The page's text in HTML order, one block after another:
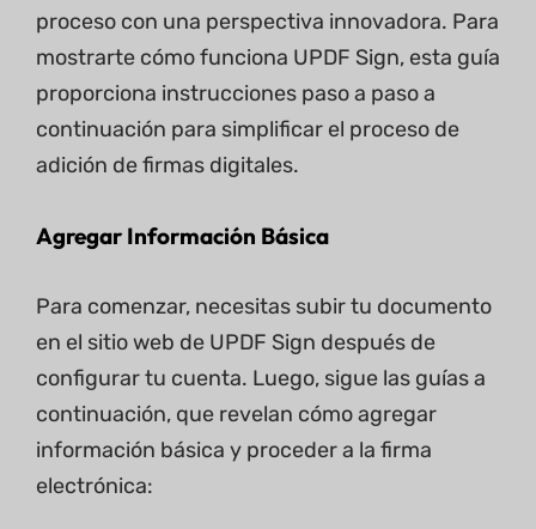
proceso con una perspectiva innovadora. Para
mostrarte cómo funciona UPDF Sign, esta guía
proporciona instrucciones paso a paso a
continuación para simplificar el proceso de
adición de firmas digitales.
Agregar Información Básica
Para comenzar, necesitas subir tu documento
en el sitio web de UPDF Sign después de
configurar tu cuenta. Luego, sigue las guías a
continuación, que revelan cómo agregar
información básica y proceder a la firma
electrónica: